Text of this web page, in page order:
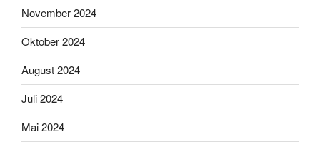
November 2024
Oktober 2024
August 2024
Juli 2024
Mai 2024